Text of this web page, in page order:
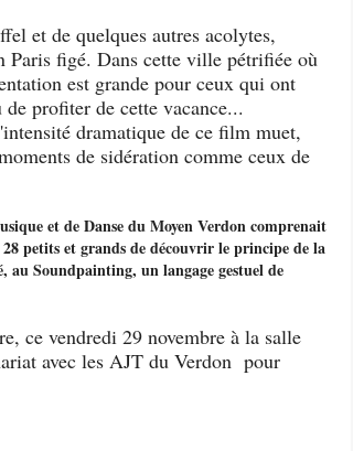
et de quelques autres acolytes,
Paris figé. Dans cette ville pétrifiée où
est grande pour ceux qui ont
profiter de cette vacance...
dramatique de ce film muet,
de sidération comme ceux de
et de Danse du Moyen Verdon comprenait
petits et grands de découvrir le principe de la
Soundpainting, un langage gestuel de
ce vendredi 29 novembre à la salle
avec les AJT du Verdon pour